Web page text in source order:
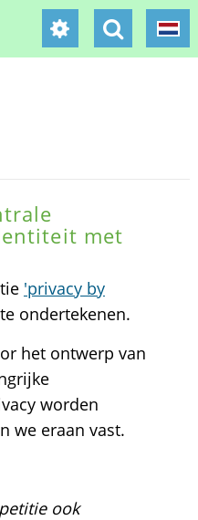
met
'privacy by
ondertekenen.
het ontwerp van
worden
we eraan vast.
ook